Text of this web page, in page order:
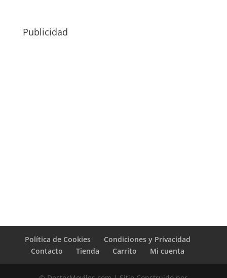
Publicidad
Política de Cookies
Condiciones y Privacidad
Contacto
Tienda Carrito Mi cuenta